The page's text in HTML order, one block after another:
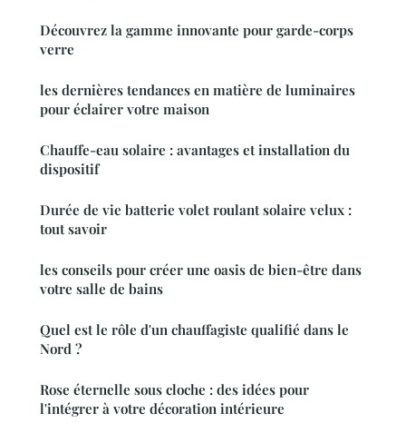
Découvrez la gamme innovante pour garde-corps
verre
les dernières tendances en matière de luminaires
pour éclairer votre maison
Chauffe-eau solaire : avantages et installation du
dispositif
Durée de vie batterie volet roulant solaire velux :
tout savoir
les conseils pour créer une oasis de bien-être dans
votre salle de bains
Quel est le rôle d'un chauffagiste qualifié dans le
Nord ?
Rose éternelle sous cloche : des idées pour
l'intégrer à votre décoration intérieure